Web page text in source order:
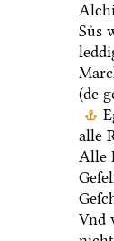
Suͤs
(de
alle
Alle
Vnd